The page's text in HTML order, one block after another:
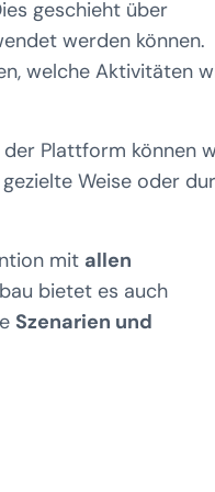
geschieht über
werden können.
welche Aktivitäten
der Plattform können
Weise oder
mit allen
bietet es auch
Szenarien und